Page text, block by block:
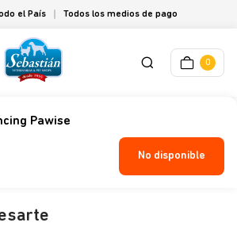
el País Todos los medios de pago
0
Pawise
No disponible